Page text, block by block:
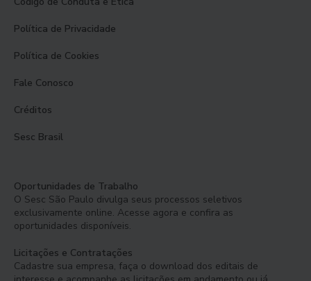
Política de Privacidade
Política de Cookies
Fale Conosco
Créditos
Sesc Brasil
Oportunidades de Trabalho
O Sesc São Paulo divulga seus processos seletivos
exclusivamente online. Acesse agora e confira as
oportunidades disponíveis.
Licitações e Contratações
Cadastre sua empresa, faça o download dos editais de